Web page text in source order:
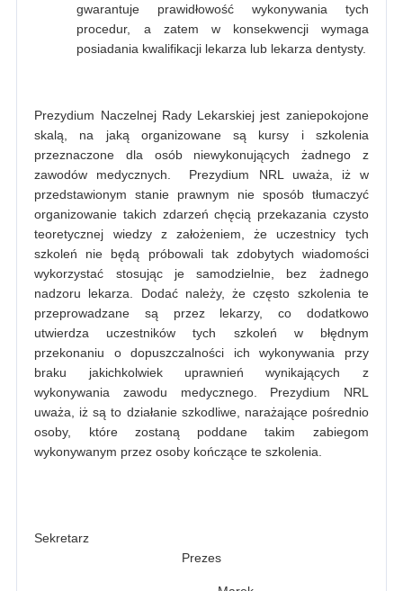
gwarantuje prawidłowość wykonywania tych
procedur, a zatem w konsekwencji wymaga
posiadania kwalifikacji lekarza lub lekarza dentysty.
Prezydium Naczelnej Rady Lekarskiej jest zaniepokojone
skalą, na jaką organizowane są kursy i szkolenia
przeznaczone dla osób niewykonujących żadnego z
zawodów medycznych. Prezydium NRL uważa, iż w
przedstawionym stanie prawnym nie sposób tłumaczyć
organizowanie takich zdarzeń chęcią przekazania czysto
teoretycznej wiedzy z założeniem, że uczestnicy tych
szkoleń nie będą próbowali tak zdobytych wiadomości
wykorzystać stosując je samodzielnie, bez żadnego
nadzoru lekarza. Dodać należy, że często szkolenia te
przeprowadzane są przez lekarzy, co dodatkowo
utwierdza uczestników tych szkoleń w błędnym
przekonaniu o dopuszczalności ich wykonywania przy
braku jakichkolwiek uprawnień wynikających z
wykonywania zawodu medycznego. Prezydium NRL
uważa, iż są to działanie szkodliwe, narażające pośrednio
osoby, które zostaną poddane takim zabiegom
wykonywanym przez osoby kończące te szkolenia.
Sekretarz
Prezes